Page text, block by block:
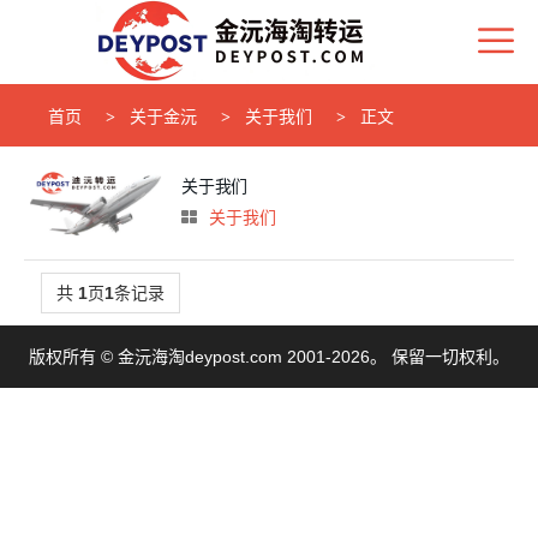
首页 关于金沅 关于我们 正文
关于我们
关于我们
共 1页1条记录
版权所有 © 金沅海淘deypost.com 2001-2026。 保留一切权利。